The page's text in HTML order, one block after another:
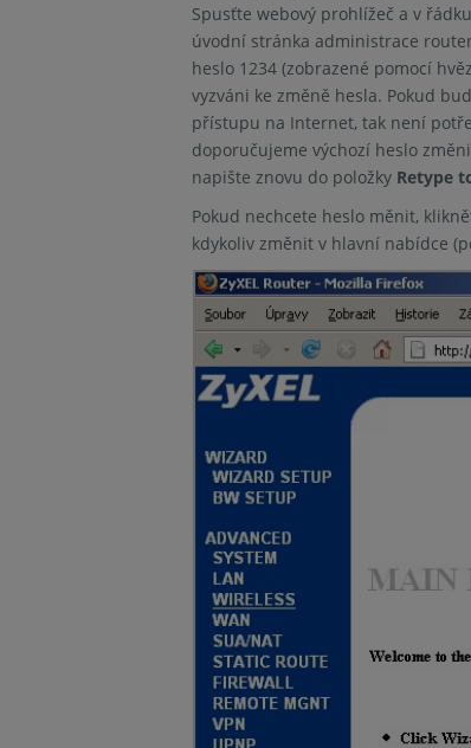
Spusťte webový prohlížeč a v
úvodní stránka administrace
heslo 1234 (zobrazené pomocí
vyzváni ke změně hesla. Pokud
přístupu na Internet, tak není
doporučujeme výchozí heslo
napište znovu do položky Retype
Pokud nechcete heslo měnit,
kdykoliv změnit v hlavní nabídce